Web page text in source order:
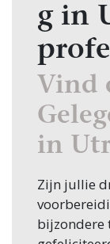
g in
Vind
in
Zijn jullie
bijzondere